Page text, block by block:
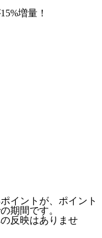
15%増量！
イントが、ポイント
期間です。
反映はありませ